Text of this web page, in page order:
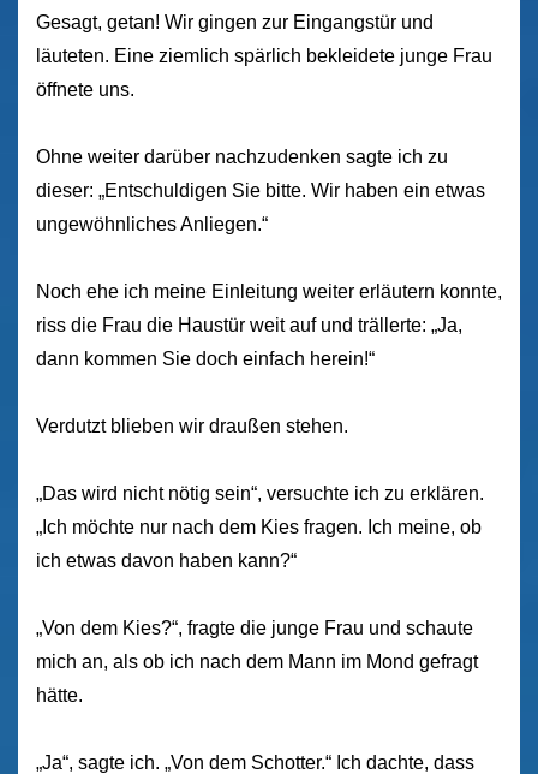
Gesagt, getan! Wir gingen zur Eingangstür und
läuteten. Eine ziemlich spärlich bekleidete junge Frau
öffnete uns.
Ohne weiter darüber nachzudenken sagte ich zu
dieser: „Entschuldigen Sie bitte. Wir haben ein etwas
ungewöhnliches Anliegen.“
Noch ehe ich meine Einleitung weiter erläutern konnte,
riss die Frau die Haustür weit auf und trällerte: „Ja,
dann kommen Sie doch einfach herein!“
Verdutzt blieben wir draußen stehen.
„Das wird nicht nötig sein“, versuchte ich zu erklären.
„Ich möchte nur nach dem Kies fragen. Ich meine, ob
ich etwas davon haben kann?“
„Von dem Kies?“, fragte die junge Frau und schaute
mich an, als ob ich nach dem Mann im Mond gefragt
hätte.
„Ja“, sagte ich. „Von dem Schotter.“ Ich dachte, dass